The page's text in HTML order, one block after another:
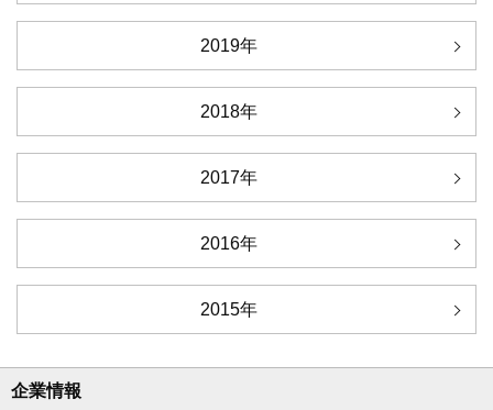
2019年
2018年
2017年
2016年
2015年
企業情報